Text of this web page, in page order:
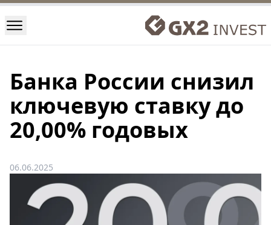
Банка России снизил
ключевую ставку до
20,00% годовых
06.06.2025